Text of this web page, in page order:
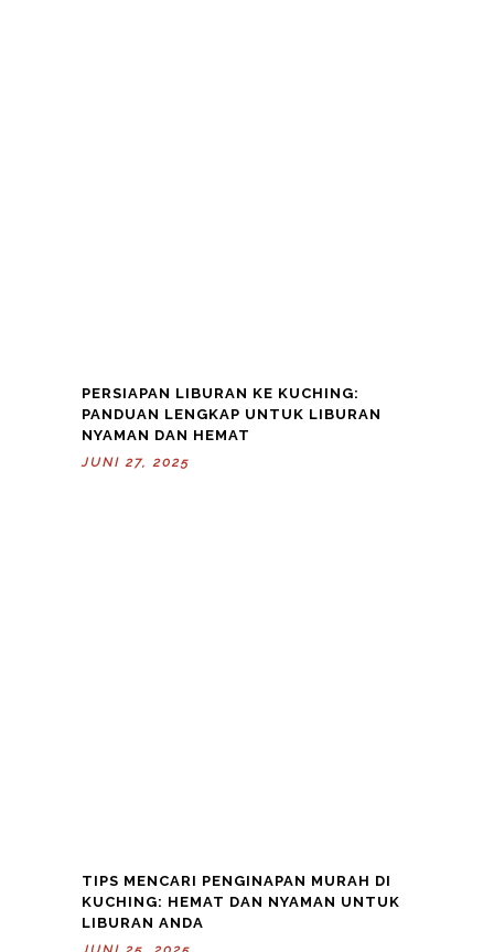
PERSIAPAN LIBURAN KE KUCHING:
PANDUAN LENGKAP UNTUK LIBURAN
NYAMAN DAN HEMAT
JUNI 27, 2025
TIPS MENCARI PENGINAPAN MURAH DI
KUCHING: HEMAT DAN NYAMAN UNTUK
LIBURAN ANDA